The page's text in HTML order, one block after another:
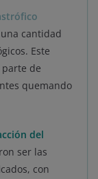
cantidad
Este
de
quemando
del
ser las
con